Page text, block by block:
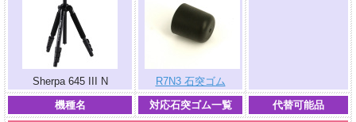
Sherpa 645 III N R7N3 石突ゴム
機種名 対応石突ゴム一覧
代替可能品